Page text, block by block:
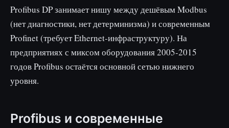
Profibus DP занимает нишу между дешёвым Modbus
(нет диагностики, нет детерминизма) и современным
Profinet (требует Ethernet-инфраструктуру). На
предприятиях с миксом оборудования 2005-2015
годов Profibus остаётся основной сетью нижнего
уровня.
Profibus и современные